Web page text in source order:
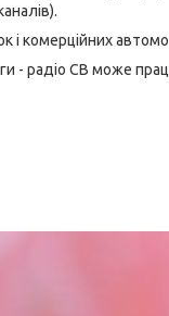
і комерційних
- радіо CB може